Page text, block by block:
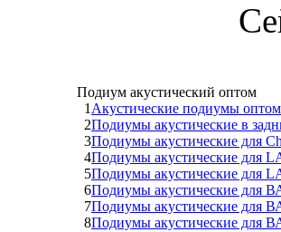
Подиум акустический оптом
1 Акустические подиумы оптом
2Подиумы акустические в
3Подиумы акустические для
4Подиумы акустические для
5Подиумы акустические для
6Подиумы акустические для
7Подиумы акустические для
8Подиумы акустические для